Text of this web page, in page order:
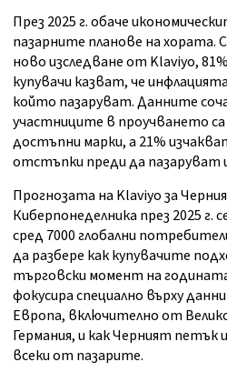
През 2025 г. обаче
пазарните планове на
ново изследване от Klaviyo,
купувачи казват, че
който пазаруват. Данните
участниците в проучването
достъпни марки, а 21%
отстъпки преди да пазаруват
Прогнозата на Klaviyo за
Киберпонеделника през 2025 г.
сред 7000 глобални
да разбере как купувачите
търговски момент на
фокусира специално върху
Европа, включително от
Германия, и как Черният петък
всеки от пазарите.